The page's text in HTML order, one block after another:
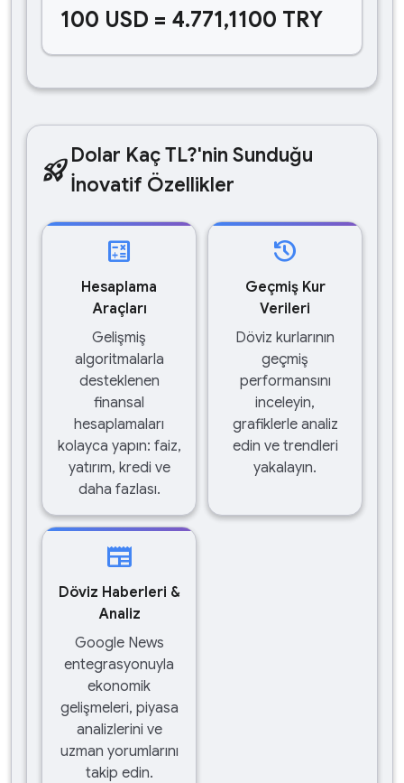
100 USD = 4.771,1100 TRY
rocket_launchDolar Kaç TL?'nin Sunduğu
İnovatif Özellikler
calculate
Hesaplama
Araçları
Gelişmiş
algoritmalarla
desteklenen
finansal
hesaplamaları
kolayca yapın: faiz,
yatırım, kredi ve
daha fazlası.
history
Geçmiş Kur
Verileri
Döviz kurlarının
geçmiş
performansını
inceleyin,
grafiklerle analiz
edin ve trendleri
yakalayın.
newspaper
Döviz Haberleri &
Analiz
Google News
entegrasyonuyla
ekonomik
gelişmeleri, piyasa
analizlerini ve
uzman yorumlarını
takip edin.